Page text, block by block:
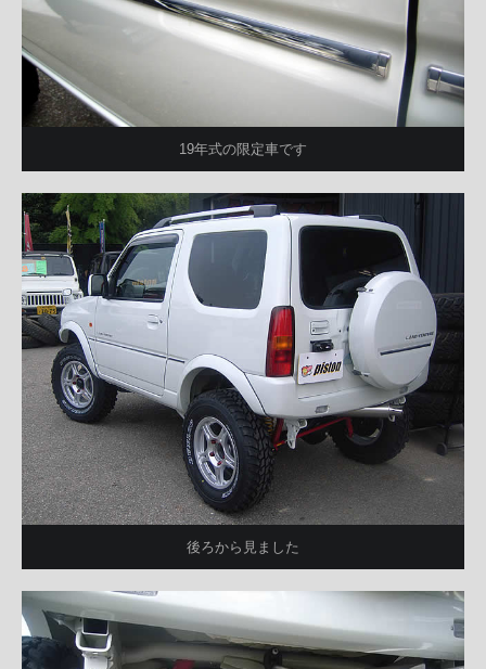
19年式の限定車です
後ろから見ました